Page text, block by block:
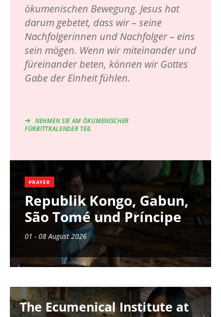
ökumenischen Bewegung. Jesus hat
darum gebetet, dass wir – seine
Nachfolgerinnen und Nachfolger – eins
sein mögen. Wenn wir miteinander und
füreinander beten, können wir Gottes
Gabe der Einheit fühlen.
NEHMEN SIE AM ÖKUMENISCHER
FÜRBITTKALENDER TEIL
PRAYER
Republik Kongo, Gabun,
São Tomé und Príncipe
01 - 08 August 2026
The Ecumenical Institute at